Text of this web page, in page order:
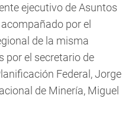
ejecutivo de Asuntos
por el
de la misma
por el secretario de
Federal, Jorge
de Minería, Miguel